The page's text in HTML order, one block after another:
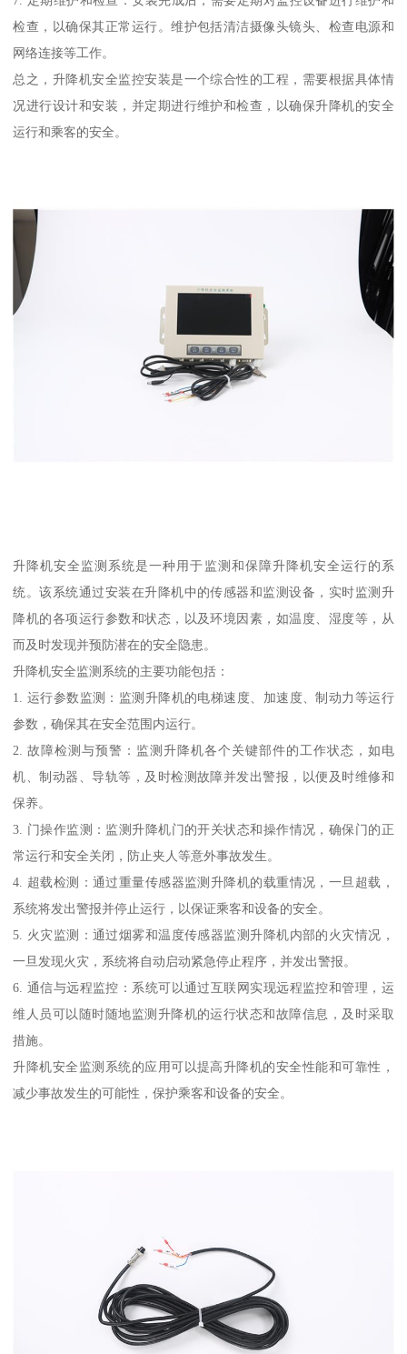
检查，以确保其正常运行。维护包括清洁摄像头镜头、检查电源和
网络连接等工作。
总之，升降机安全监控安装是一个综合性的工程，需要根据具体情
况进行设计和安装，并定期进行维护和检查，以确保升降机的安全
运行和乘客的安全。
升降机安全监测系统是一种用于监测和保障升降机安全运行的系
统。该系统通过安装在升降机中的传感器和监测设备，实时监测升
降机的各项运行参数和状态，以及环境因素，如温度、湿度等，从
而及时发现并预防潜在的安全隐患。
升降机安全监测系统的主要功能包括：
1. 运行参数监测：监测升降机的电梯速度、加速度、制动力等运行
参数，确保其在安全范围内运行。
2. 故障检测与预警：监测升降机各个关键部件的工作状态，如电
机、制动器、导轨等，及时检测故障并发出警报，以便及时维修和
保养。
3. 门操作监测：监测升降机门的开关状态和操作情况，确保门的正
常运行和安全关闭，防止夹人等意外事故发生。
4. 超载检测：通过重量传感器监测升降机的载重情况，一旦超载，
系统将发出警报并停止运行，以保证乘客和设备的安全。
5. 火灾监测：通过烟雾和温度传感器监测升降机内部的火灾情况，
一旦发现火灾，系统将自动启动紧急停止程序，并发出警报。
6. 通信与远程监控：系统可以通过互联网实现远程监控和管理，运
维人员可以随时随地监测升降机的运行状态和故障信息，及时采取
措施。
升降机安全监测系统的应用可以提高升降机的安全性能和可靠性，
减少事故发生的可能性，保护乘客和设备的安全。